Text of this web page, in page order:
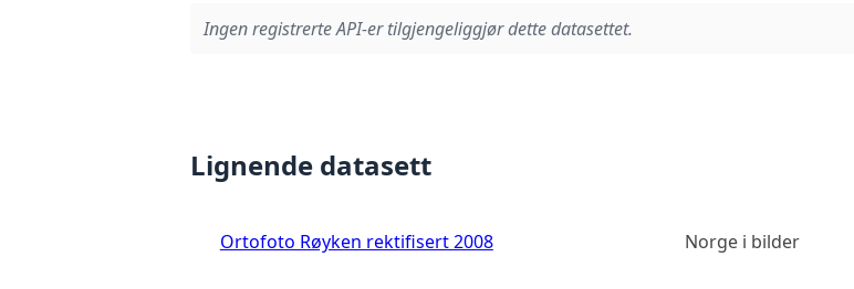
Ingen registrerte API-er tilgjengeliggjør dette datasettet.
Lignende datasett
Ortofoto Røyken rektifisert 2008 Norge i bilder